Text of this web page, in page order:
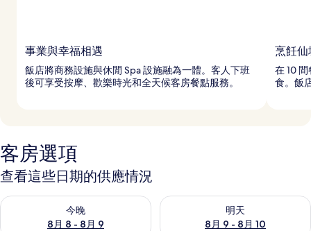
事業與幸福相遇
飯店將商務設施與休閒 Spa 設施融為一體。客人下班
後可享受按摩、歡樂時光和全天候客房餐點服務。
烹飪仙
在 10
食。飯
客房選項
查看這些日期的供應情況
今晚
8月 8 - 8月 9
查看今晚 (8月 8 - 8月 9) 的供應情況
明天
8月 9 - 8月 10
查看明天 (8月 9 - 8月 10) 的供